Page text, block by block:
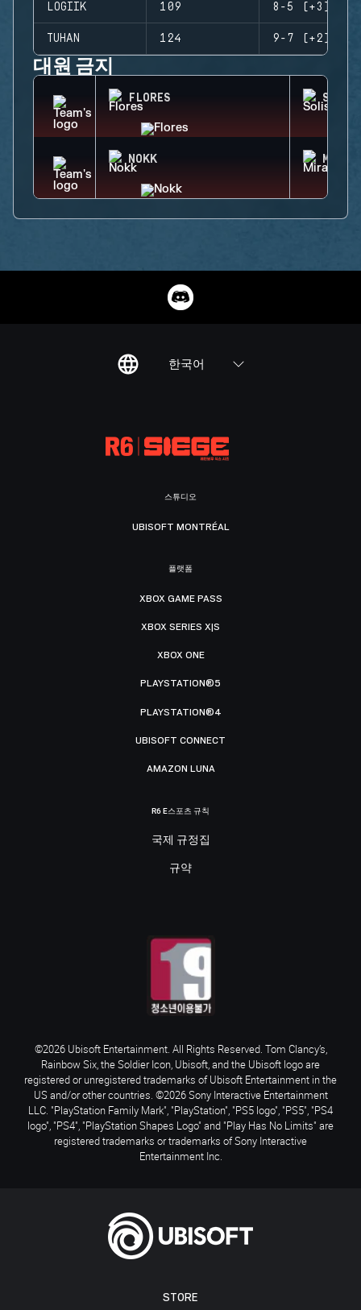
LOGIIK 109 8-5 (+3)
TUHAN 124 9-7 (+2)
대원 금지
FLORES SOLIS
NOKK MIRA
한국어
STORE
스튜디오
UBISOFT MONTRÉAL
플랫폼
XBOX GAME PASS
XBOX SERIES X|S
XBOX ONE
PLAYSTATION®5
PLAYSTATION®4
UBISOFT CONNECT
AMAZON LUNA
R6 E스포츠 규칙
국제 규정집
규약
©2026 Ubisoft Entertainment. All Rights Reserved. Tom Clancy’s,
Rainbow Six, the Soldier Icon, Ubisoft, and the Ubisoft logo are
registered or unregistered trademarks of Ubisoft Entertainment in the
US and/or other countries. ©2026 Sony Interactive Entertainment
LLC. "PlayStation Family Mark", "PlayStation", "PS5 logo", "PS5", "PS4
logo", "PS4", "PlayStation Shapes Logo" and "Play Has No Limits" are
registered trademarks or trademarks of Sony Interactive
Entertainment Inc.